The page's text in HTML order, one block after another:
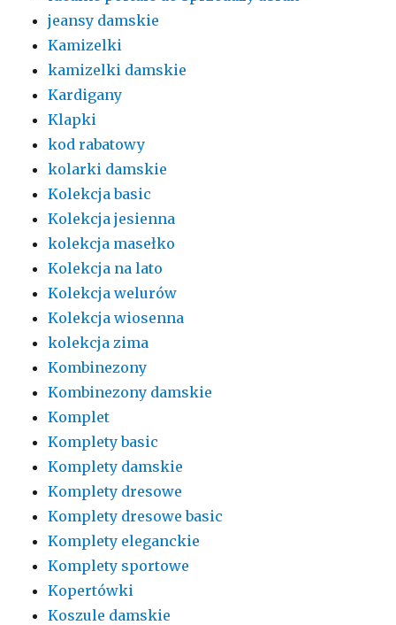
jeansy damskie
Kamizelki
kamizelki damskie
Kardigany
Klapki
kod rabatowy
kolarki damskie
Kolekcja basic
Kolekcja jesienna
kolekcja masełko
Kolekcja na lato
Kolekcja welurów
Kolekcja wiosenna
kolekcja zima
Kombinezony
Kombinezony damskie
Komplet
Komplety basic
Komplety damskie
Komplety dresowe
Komplety dresowe basic
Komplety eleganckie
Komplety sportowe
Kopertówki
Koszule damskie